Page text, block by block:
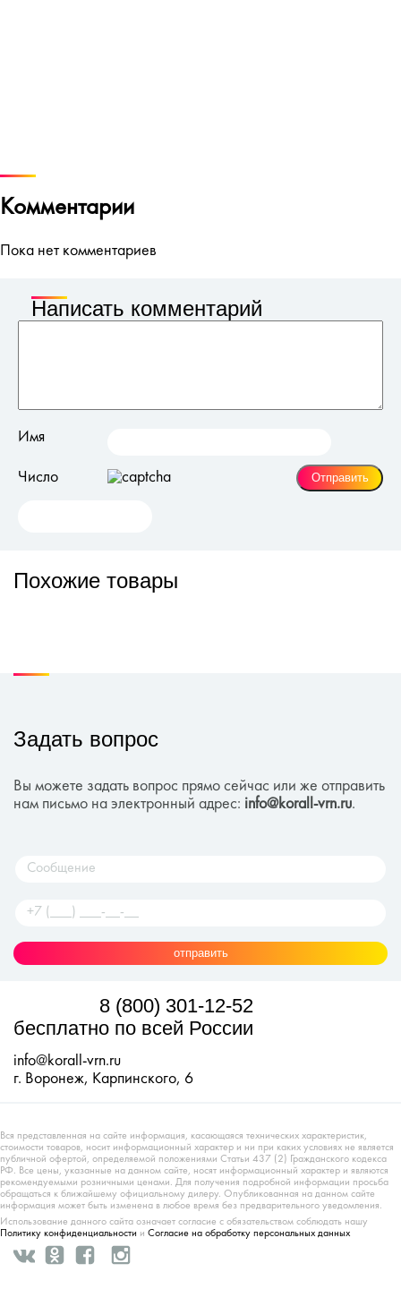
Комментарии
Пока нет комментариев
Написать комментарий
Имя
Число
Похожие товары
Задать вопрос
Вы можете задать вопрос прямо сейчас или же отправить
нам письмо на электронный адрес: info@korall-vrn.ru.
отправить
8 (800) 301-12-52
бесплатно по всей России
info@korall-vrn.ru
г. Воронеж, Карпинского, 6
Вся представленная на сайте информация, касающаяся технических характеристик,
стоимости товаров, носит информационный характер и ни при каких условиях не является
публичной офертой, определяемой положениями Статьи 437 (2) Гражданского кодекса
РФ. Все цены, указанные на данном сайте, носят информационный характер и являются
рекомендуемыми розничными ценами. Для получения подробной информации просьба
обращаться к ближайшему официальному дилеру. Опубликованная на данном сайте
информация может быть изменена в любое время без предварительного уведомления.
Использование данного сайта означает согласие с обязательством соблюдать нашу
Политику конфиденциальности и Согласие на обработку персональных данных